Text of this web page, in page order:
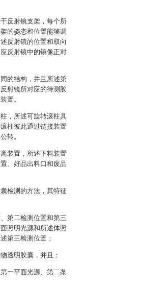
反射镜支架，每个所
的姿态和位置能够调
反射镜的位置和取向
反射镜中的镜像正对
的结构，并且所述第
射镜所对应的待测胶
置。
，所述可旋转滚柱具
柱彼此通过链接装置
转。
装置，所述下料装置
、好品出料口和废品
检测的方法，其特征
第二检测位置和第三
照明光源和所述体照
第三检测位置；
透明胶囊，并且：
一平面光源、第二条